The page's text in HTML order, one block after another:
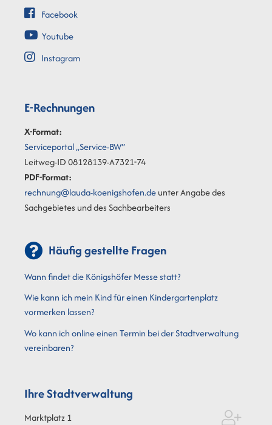
Facebook
Youtube
Instagram
E-Rechnungen
X-Format:
Serviceportal „Service-BW“
Leitweg-ID 08128139-A7321-74
PDF-Format:
rechnung@lauda-koenigshofen.deunter Angabe des
Sachgebietes und des Sachbearbeiters
Häufig gestellte Fragen
Wann findet die Königshöfer Messe statt?
Wie kann ich mein Kind für einen Kindergartenplatz
vormerken lassen?
Wo kann ich online einen Termin bei der Stadtverwaltung
vereinbaren?
Ihre Stadtverwaltung
Marktplatz 1